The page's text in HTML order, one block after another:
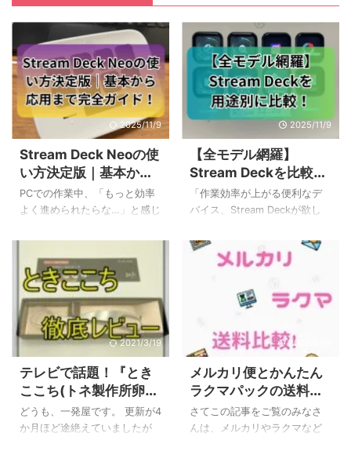
2025/11/9
Stream Deck Neoの使
い方決定版｜基本から
応用まで完全ガイド！
PCでの作業中、「もっと効率
よく進められたらな…」と感じ
繰り返す定型的な操作や、複
雑なショートカットキーに、
少しうんざりしてしまうこと
もありますよね。 そんなお悩
みを解決してくれるのが、左
手デバイス「Stream Deck
Neo」です。この記事では、
Stream Deck Neoの基本的な
使い方を知りたい皆さんのた
めに、以下の内容を分かりや
すく解説していきます。 初期
設定から基本的なボタンの登
2025/11/9
【全モデル網羅】
Stream Deckを比較！
新旧モデルから用途別
で最適な一台を選ぶ
「作業効率が上がる便利なデ
バイス、Stream Deckが欲し
どれを選べばいいのか分から
ない…」と感じていませんか？
トなモデルまで様々で、自分
に合う一台を見つけるのは大
較をしているけれど、結局決
め手に欠ける、という方も多
いのではないでしょうか。 私
もStream Deck Neoを購入す
る前はちょっと悩みました…。
この記事では、そんなお悩み
2021/3/19
テレビで話題！『とき
ここち(トネ製作所卵混
ぜツール)』の徹底レビ
ュー！用途は卵かけご
どうも、一発屋です。 更新が4
か月ほど途絶えていましたが
2022/6/16
メルカリ便とかんたん
ラクマパックの送料を
徹底比較！どっちの方
がお得に出品でき
さてこの記事をご覧のみなさ
んは、メルカリやラクマなど